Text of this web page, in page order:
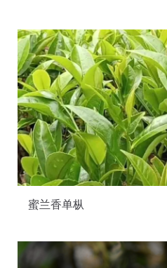
蜜兰香单枞